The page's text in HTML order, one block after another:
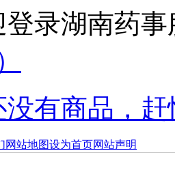
登录湖南药
没有商品，
网站地图设为首页网站声明